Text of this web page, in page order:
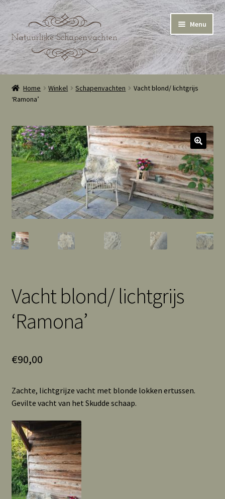
Ga
door
naar
navigatie
Ga
naar
de
inhoud
Menu
Home
Winkel
Winkelmand
Cookie Policy (EU)
Home Winkel Schapenvachten
Vacht blond/ lichtgrijs
‘Ramona’
Vacht blond/ lichtgrijs
‘Ramona’
€90,00
Zachte, lichtgrijze vacht met blonde lokken ertussen.
Gevilte vacht van het Skudde schaap.